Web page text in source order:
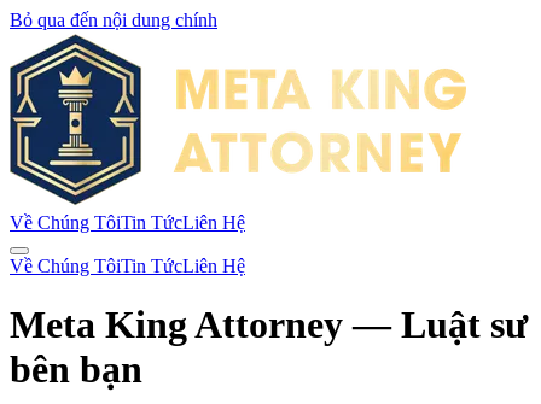
Bỏ qua đến nội dung chính
Về Chúng TôiTin TứcLiên Hệ
Về Chúng TôiTin TứcLiên Hệ
Meta King Attorney — Luật sư
bên bạn